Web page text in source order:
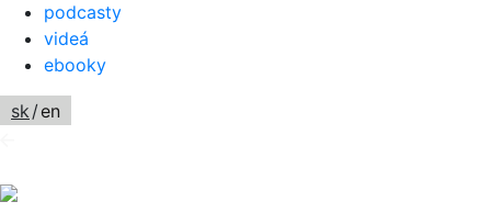
podcasty
videá
ebooky
sk/en